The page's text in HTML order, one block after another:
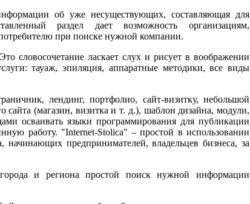
об уже несуществующих, составляющая для
раздел дает возможность организациям,
при поиске нужной компании.
словосочетание ласкает слух и рисует в воображении
тауаж, эпиляция, аппаратные методики, все виды
лендинг, портфолио, сайт-визитку, небольшой
(магазин, визитка и т. д.), шаблон дизайна, модули,
осваивать языки программирования для публикации
работу. "Internet-Stolica" – простой в использовании
начинающих предпринимателей, владельцев бизнеса, за
и региона простой поиск нужной информации